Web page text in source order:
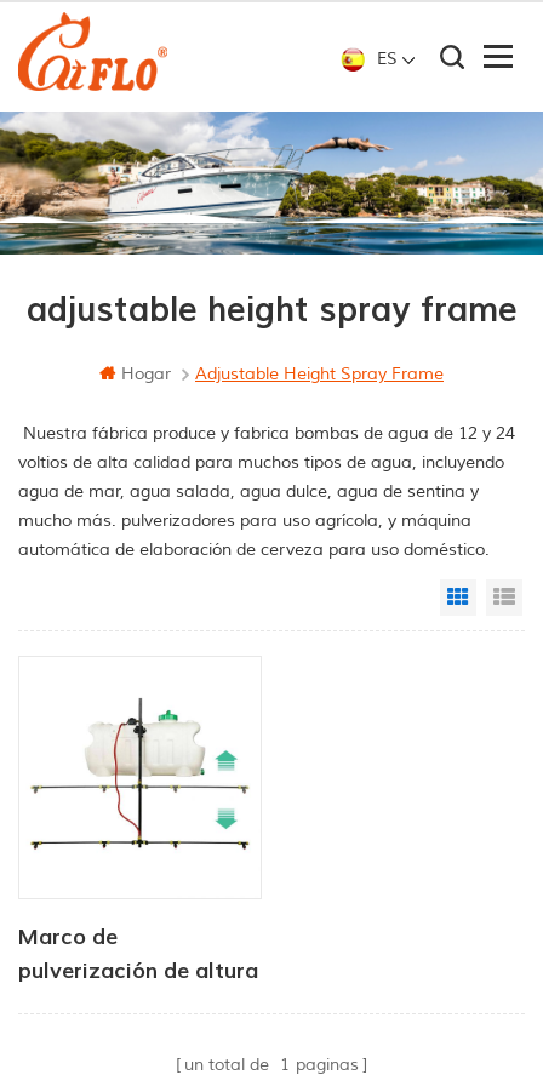
ES
adjustable height spray frame
Hogar Adjustable Height Spray Frame
Nuestra fábrica produce y fabrica bombas de agua de 12 y 24
voltios de alta calidad para muchos tipos de agua, incluyendo
agua de mar, agua salada, agua dulce, agua de sentina y
mucho más. pulverizadores para uso agrícola, y máquina
automática de elaboración de cerveza para uso doméstico.
Grid
Marco de
pulverización de altura
un total de 1 paginas